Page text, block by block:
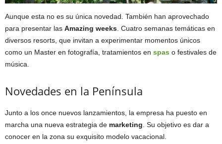
Aunque esta no es su única novedad. También han aprovechado
para presentar las Amazing weeks . Cuatro semanas temáticas en
diversos resorts, que invitan a experimentar momentos únicos
como un Master en fotografía, tratamientos en spas o festivales de
música.
Novedades en la Península
Junto a los once nuevos lanzamientos, la empresa ha puesto en
marcha una nueva estrategia de marketing . Su objetivo es dar a
conocer en la zona su exquisito modelo vacacional.